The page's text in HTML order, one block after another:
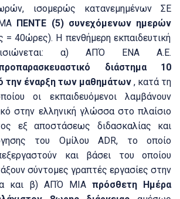
ισομερώς κατανεμημένων ΣΕ
ΠΕΝΤΕ (5) συνεχόμενων ημερών
= 40ώρες). Η πενθήμερη εκπαιδευτική
α) ΑΠΌ ΕΝΑ Α.Ε.
προπαρασκευαστικό διάστημα 10
την έναρξη των μαθημάτων , κατά τη
οι εκπαιδευόμενοι λαμβάνουν
στην ελληνική γλώσσα στο πλαίσιο
εξ αποστάσεως διδασκαλίας και
του Ομίλου ADR, το οποίο
και βάσει του οποίου
σύντομες γραπτές εργασίες στην
και β) ΑΠΌ ΜΙΑ πρόσθετη Ημέρα